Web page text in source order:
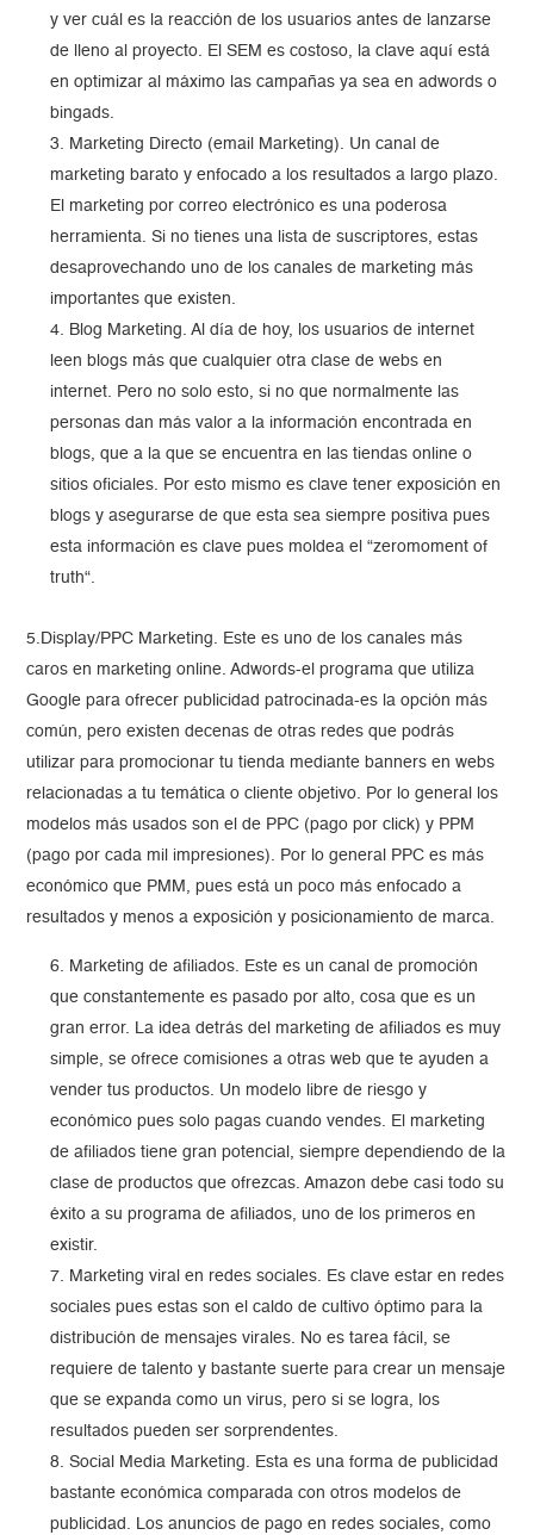
y ver cuál es la reacción de los usuarios antes de lanzarse
de lleno al proyecto. El SEM es costoso, la clave aquí está
en optimizar al máximo las campañas ya sea en adwords o
bingads.
Marketing Directo (email Marketing). Un canal de
marketing barato y enfocado a los resultados a largo plazo.
El marketing por correo electrónico es una poderosa
herramienta. Si no tienes una lista de suscriptores, estas
desaprovechando uno de los canales de marketing más
importantes que existen.
Blog Marketing. Al día de hoy, los usuarios de internet
leen blogs más que cualquier otra clase de webs en
internet. Pero no solo esto, si no que normalmente las
personas dan más valor a la información encontrada en
blogs, que a la que se encuentra en las tiendas online o
sitios oficiales. Por esto mismo es clave tener exposición en
blogs y asegurarse de que esta sea siempre positiva pues
esta información es clave pues moldea el “zeromoment of
truth“.
5.Display/PPC Marketing. Este es uno de los canales más
caros en marketing online. Adwords-el programa que utiliza
Google para ofrecer publicidad patrocinada-es la opción más
común, pero existen decenas de otras redes que podrás
utilizar para promocionar tu tienda mediante banners en webs
relacionadas a tu temática o cliente objetivo. Por lo general los
modelos más usados son el de PPC (pago por click) y PPM
(pago por cada mil impresiones). Por lo general PPC es más
económico que PMM, pues está un poco más enfocado a
resultados y menos a exposición y posicionamiento de marca.
Marketing de afiliados. Este es un canal de promoción
que constantemente es pasado por alto, cosa que es un
gran error. La idea detrás del marketing de afiliados es muy
simple, se ofrece comisiones a otras web que te ayuden a
vender tus productos. Un modelo libre de riesgo y
económico pues solo pagas cuando vendes. El marketing
de afiliados tiene gran potencial, siempre dependiendo de la
clase de productos que ofrezcas. Amazon debe casi todo su
éxito a su programa de afiliados, uno de los primeros en
existir.
Marketing viral en redes sociales. Es clave estar en redes
sociales pues estas son el caldo de cultivo óptimo para la
distribución de mensajes virales. No es tarea fácil, se
requiere de talento y bastante suerte para crear un mensaje
que se expanda como un virus, pero si se logra, los
resultados pueden ser sorprendentes.
Social Media Marketing. Esta es una forma de publicidad
bastante económica comparada con otros modelos de
publicidad. Los anuncios de pago en redes sociales, como